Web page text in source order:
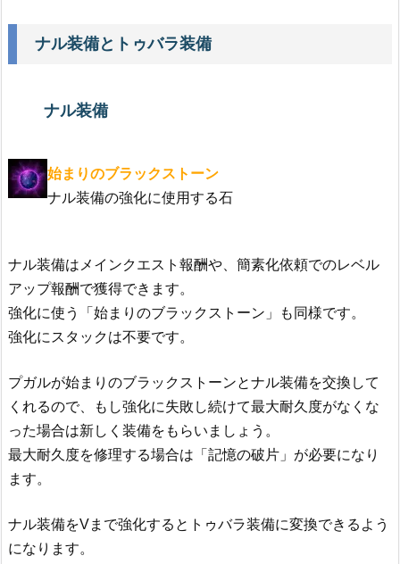
ナル装備とトゥバラ装備
ナル装備
始まりのブラックストーン
ナル装備の強化に使用する石
ナル装備はメインクエスト報酬や、簡素化依頼でのレベル
アップ報酬で獲得できます。
強化に使う「始まりのブラックストーン」も同様です。
強化にスタックは不要です。
プガルが始まりのブラックストーンとナル装備を交換して
くれるので、もし強化に失敗し続けて最大耐久度がなくな
った場合は新しく装備をもらいましょう。
最大耐久度を修理する場合は「記憶の破片」が必要になり
ます。
ナル装備をVまで強化するとトゥバラ装備に変換できるよう
になります。